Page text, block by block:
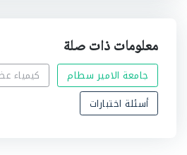
معلومات ذات صلة
جامعة الامير سطام كيمياء
أسئلة اختبارات